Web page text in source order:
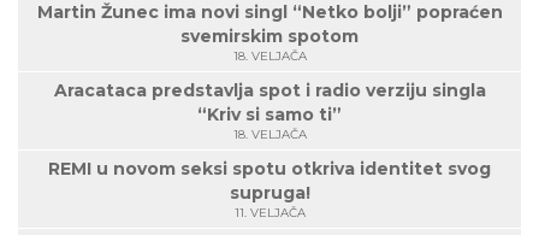
Martin Žunec ima novi singl “Netko bolji” popraćen
svemirskim spotom
18. VELJAČA
Aracataca predstavlja spot i radio verziju singla
“Kriv si samo ti”
18. VELJAČA
REMI u novom seksi spotu otkriva identitet svog
supruga!
11. VELJAČA